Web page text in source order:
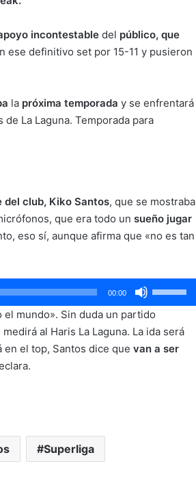
incontestable del público, que
ese definitivo set por 15-11 y pusieron
la próxima temporada y se enfrentará
de La Laguna. Temporada para
del club, Kiko Santos, que se mostraba
que era todo un sueño jugar
eso sí, aunque afirma que «no es tan
00:00
las
teclas
de
flecha
el mundo». Sin duda un partido
al Haris La Laguna. La ida será
en el top, Santos dice que van a ser
Superliga